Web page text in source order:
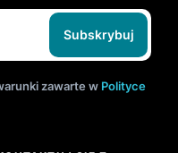
Subskrybuj
zawarte w Polityce